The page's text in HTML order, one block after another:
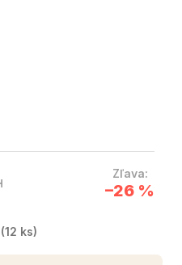
–26 %
(12 ks)